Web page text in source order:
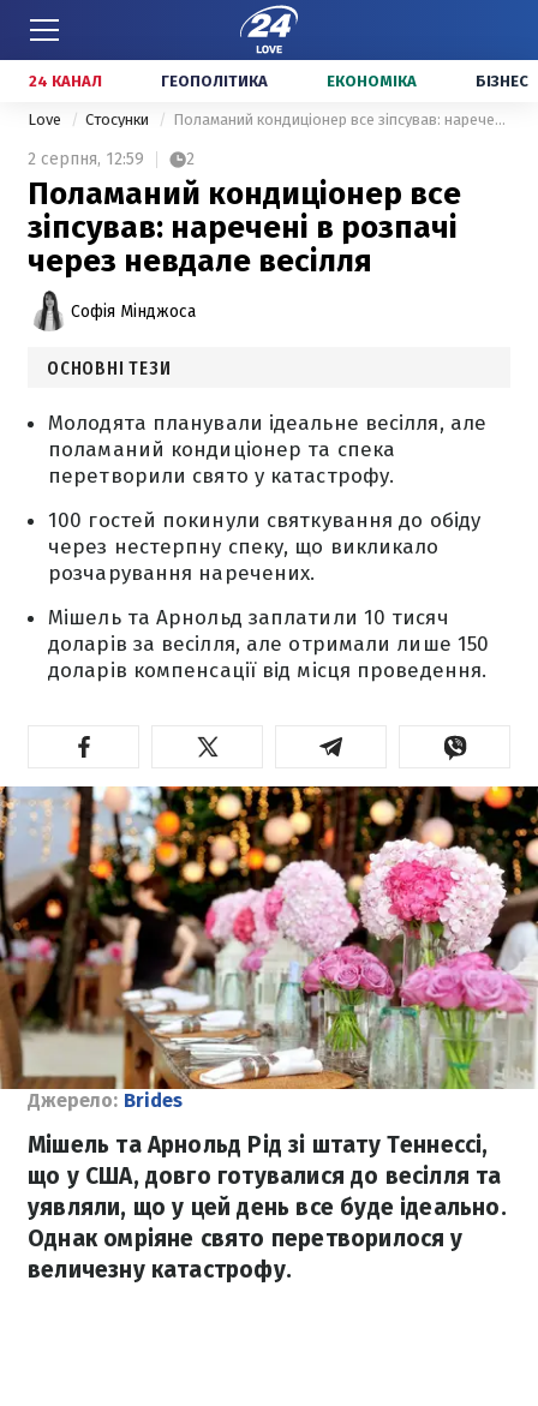
24 КАНАЛ ГЕОПОЛІТИКА ЕКОНОМІКА БІЗНЕС
Love Стосунки Поламаний кондиціонер все зіпсував: наречені в розпачі через невдале весілля
2 серпня, 12:59 2
Поламаний кондиціонер все
зіпсував: наречені в розпачі
через невдале весілля
Софія Мінджоса
ОСНОВНІ ТЕЗИ
Молодята планували ідеальне весілля, але
поламаний кондиціонер та спека
перетворили свято у катастрофу.
100 гостей покинули святкування до обіду
через нестерпну спеку, що викликало
розчарування наречених.
Мішель та Арнольд заплатили 10 тисяч
доларів за весілля, але отримали лише 150
доларів компенсації від місця проведення.
Джерело: Brides
Мішель та Арнольд Рід зі штату Теннессі,
що у США, довго готувалися до весілля та
уявляли, що у цей день все буде ідеально.
Однак омріяне свято перетворилося у
величезну катастрофу.